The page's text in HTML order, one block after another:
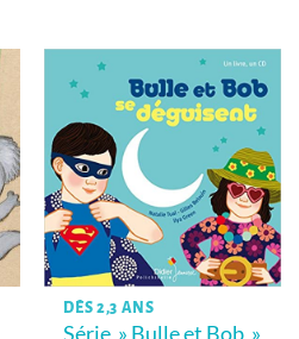
DÈS 2,3 ANS
Série » Bulle et Bob »